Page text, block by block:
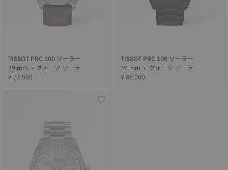
TISSOT PRC 100 ソーラー
39 mm • クォーツ ソーラー
¥ 72,600
TISSOT PRC 100 ソーラー
39 mm • クォーツ ソーラー
¥ 88,000